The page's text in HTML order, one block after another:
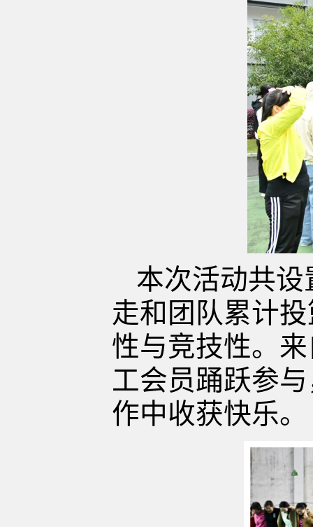
本次活动共
走和团队累计
性与竞技性。
工会员踊跃参
作中收获快乐。